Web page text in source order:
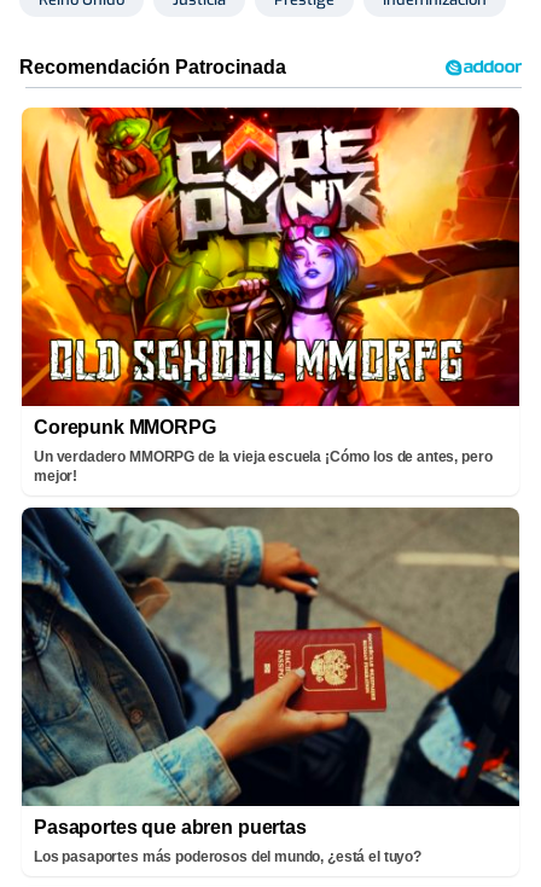
Corepunk MMORPG
Un verdadero MMORPG de la vieja escuela ¡Cómo los de antes, pero
mejor!
Pasaportes que abren puertas
Los pasaportes más poderosos del mundo, ¿está el tuyo?